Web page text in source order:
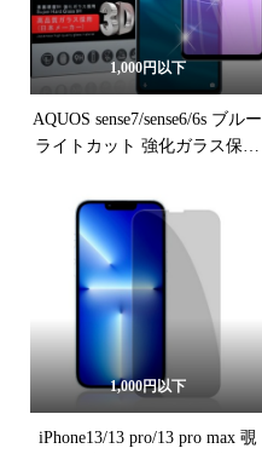
1,000円以下
AQUOS sense7/sense6/6s ブルー
ライトカット 強化ガラス保護
1,000円以下
iPhone13/13 pro/13 pro max 覗